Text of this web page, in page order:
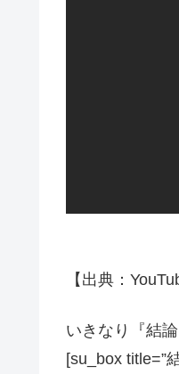
【出典：
いきなり『結
[su_box title=”